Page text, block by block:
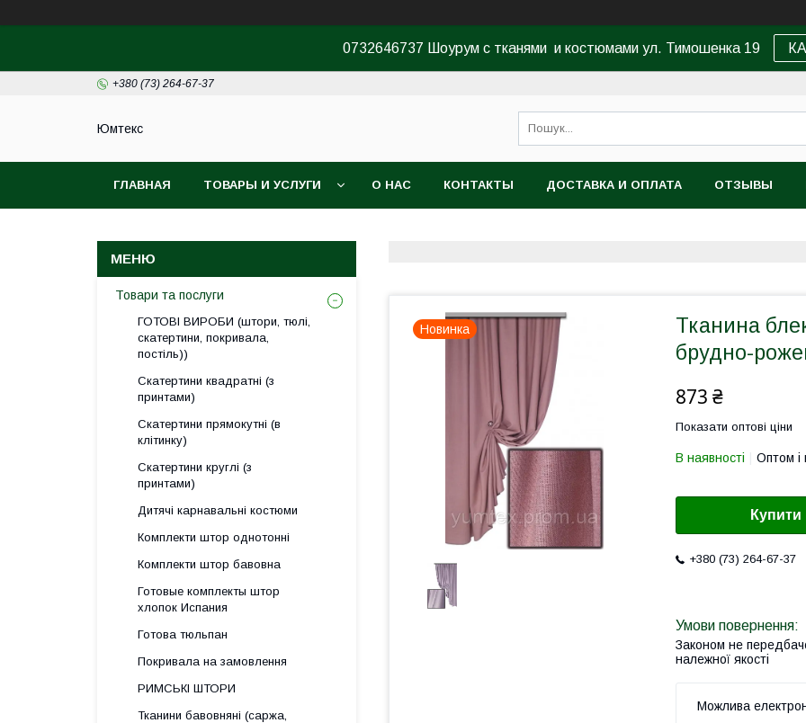
0732646737 Шоурум с тканями и костюмами ул. Тимошенка 19
+380 (73) 264-67-37
Юмтекс
ГЛАВНАЯ ТОВАРЫ И УСЛУГИ О НАС КОНТАКТЫ ДОСТАВКА И ОПЛАТА ОТЗЫВЫ
Новинка
Тканина
брудно-
873 ₴
Показати оптові ціни
В наявності Оптом і
Купити
+380 (73) 264-67-37
Законом не
належної якості
Товари та послуги
ГОТОВІ ВИРОБИ (штори, тюлі,
скатертини, покривала,
постіль))
Скатертини квадратні (з
принтами)
Скатертини прямокутні (в
клітинку)
Скатертини круглі (з
принтами)
Дитячі карнавальні костюми
Комплекти штор однотонні
Комплекти штор бавовна
Готовые комплекты штор
хлопок Испания
Готова тюльпан
Покривала на замовлення
РИМСЬКІ ШТОРИ
Тканини бавовняні (саржа,